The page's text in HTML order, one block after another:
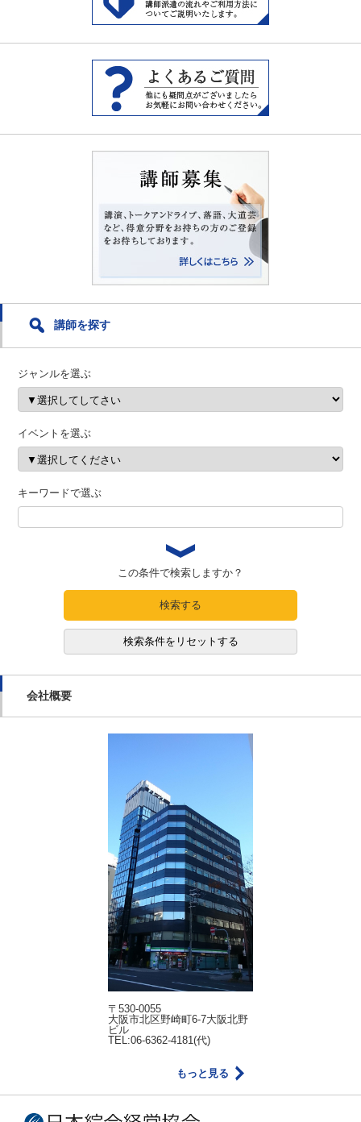
講師を探す
ジャンルを選ぶ
イベントを選ぶ
キーワードで選ぶ
この条件で検索しますか？
検索する
検索条件をリセットする
会社概要
〒530-0055
大阪市北区野崎町6-7大阪北野
ビル
TEL:06-6362-4181(代)
もっと見る